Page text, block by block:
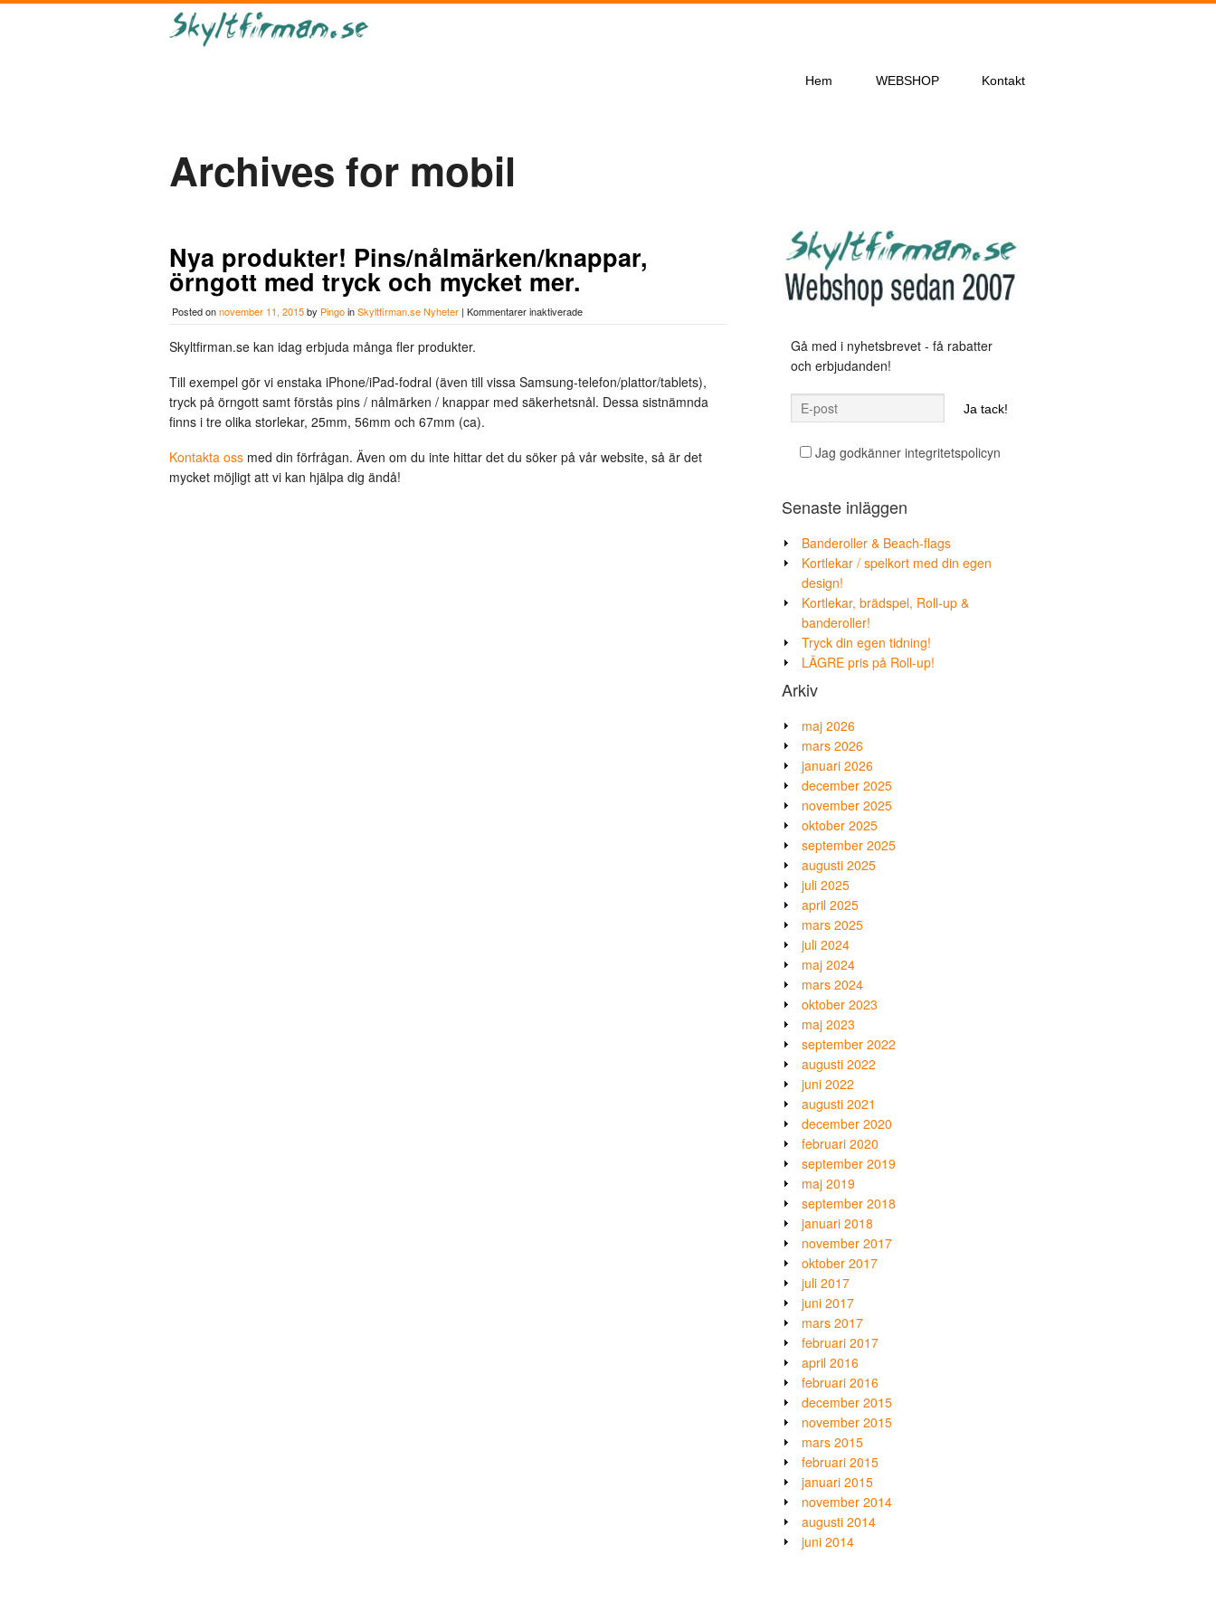
Hem WEBSHOP Kontakt
Archives for mobil
Nya produkter! Pins/nålmärken/knappar,
örngott med tryck och mycket mer.
Posted onnovember 11, 2015by PingoinSkyltfirman.se Nyheter | Kommentarer inaktiveradeför
med
tryck
och
Skyltfirman.se kan idag erbjuda många fler produkter.
Till exempel gör vi enstaka iPhone/iPad-fodral (även till vissa Samsung-telefon/plattor/tablets),
tryck på örngott samt förstås pins / nålmärken / knappar med säkerhetsnål. Dessa sistnämnda
finns i tre olika storlekar, 25mm, 56mm och 67mm (ca).
Kontakta oss med din förfrågan. Även om du inte hittar det du söker på vår website, så är det
mycket möjligt att vi kan hjälpa dig ändå!
Gå med i nyhetsbrevet - få rabatter
och erbjudanden!
Jag godkänner integritetspolicyn
Senaste inläggen
Banderoller & Beach-flags
Kortlekar / spelkort med din egen
design!
Kortlekar, brädspel, Roll-up &
banderoller!
Tryck din egen tidning!
LÄGRE pris på Roll-up!
Arkiv
maj 2026
mars 2026
januari 2026
december 2025
november 2025
oktober 2025
september 2025
augusti 2025
juli 2025
april 2025
mars 2025
juli 2024
maj 2024
mars 2024
oktober 2023
maj 2023
september 2022
augusti 2022
juni 2022
augusti 2021
december 2020
februari 2020
september 2019
maj 2019
september 2018
januari 2018
november 2017
oktober 2017
juli 2017
juni 2017
mars 2017
februari 2017
april 2016
februari 2016
december 2015
november 2015
mars 2015
februari 2015
januari 2015
november 2014
augusti 2014
juni 2014